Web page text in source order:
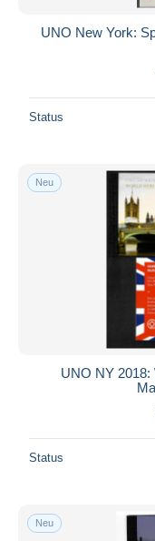
UNO New York:
Status
Neu
UNO NY 2018:
Status
Neu